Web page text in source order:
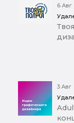
6 Авг
3 Авг